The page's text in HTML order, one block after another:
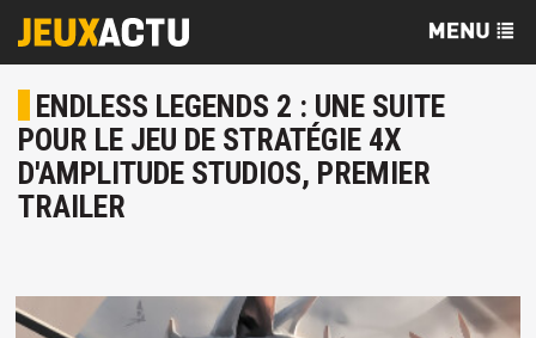
ENDLESS LEGENDS 2 : UNE SUITE
POUR LE JEU DE STRATÉGIE 4X
D'AMPLITUDE STUDIOS, PREMIER
TRAILER